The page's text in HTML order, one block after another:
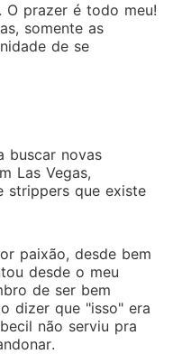
O prazer é todo meu!
somente as
de se
buscar novas
Las Vegas,
strippers que existe
paixão, desde bem
desde o meu
de ser bem
dizer que "isso" era
não serviu pra